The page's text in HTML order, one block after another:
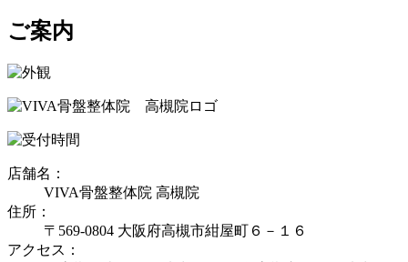
ご案内
店舗名：
VIVA骨盤整体院 高槻院
住所：
〒569-0804 大阪府高槻市紺屋町６－１６
アクセス：